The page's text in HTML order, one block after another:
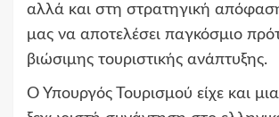
αλλά και στη στρατηγική
μας να αποτελέσει παγκόσμιο
βιώσιμης τουριστικής ανάπτυξης.
Ο Υπουργός Τουρισμού είχε και μια